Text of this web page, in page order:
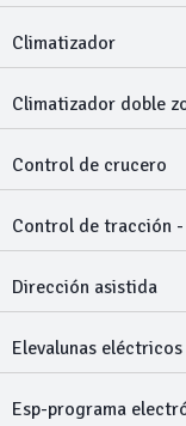
Climatizador
Climatizador doble
Control de crucero
Control de tracción -
Dirección asistida
Elevalunas eléctricos
Esp-programa